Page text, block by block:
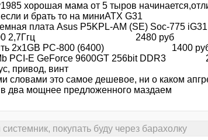
хорошая мама от 5 тыров
и брать то на миниАТХ G31
плата Asus P5KPL-AM (SE) Soc-775
2,7Ггц 2480 руб
2х1GB PC-800 (6400) 1400
PCI-E GeForce 9600GT 256bit DDR3
привод, винт
словами это самое дешевое, ни о каком
в два мощнее предложенного маздаем
покупать буду через барахолку